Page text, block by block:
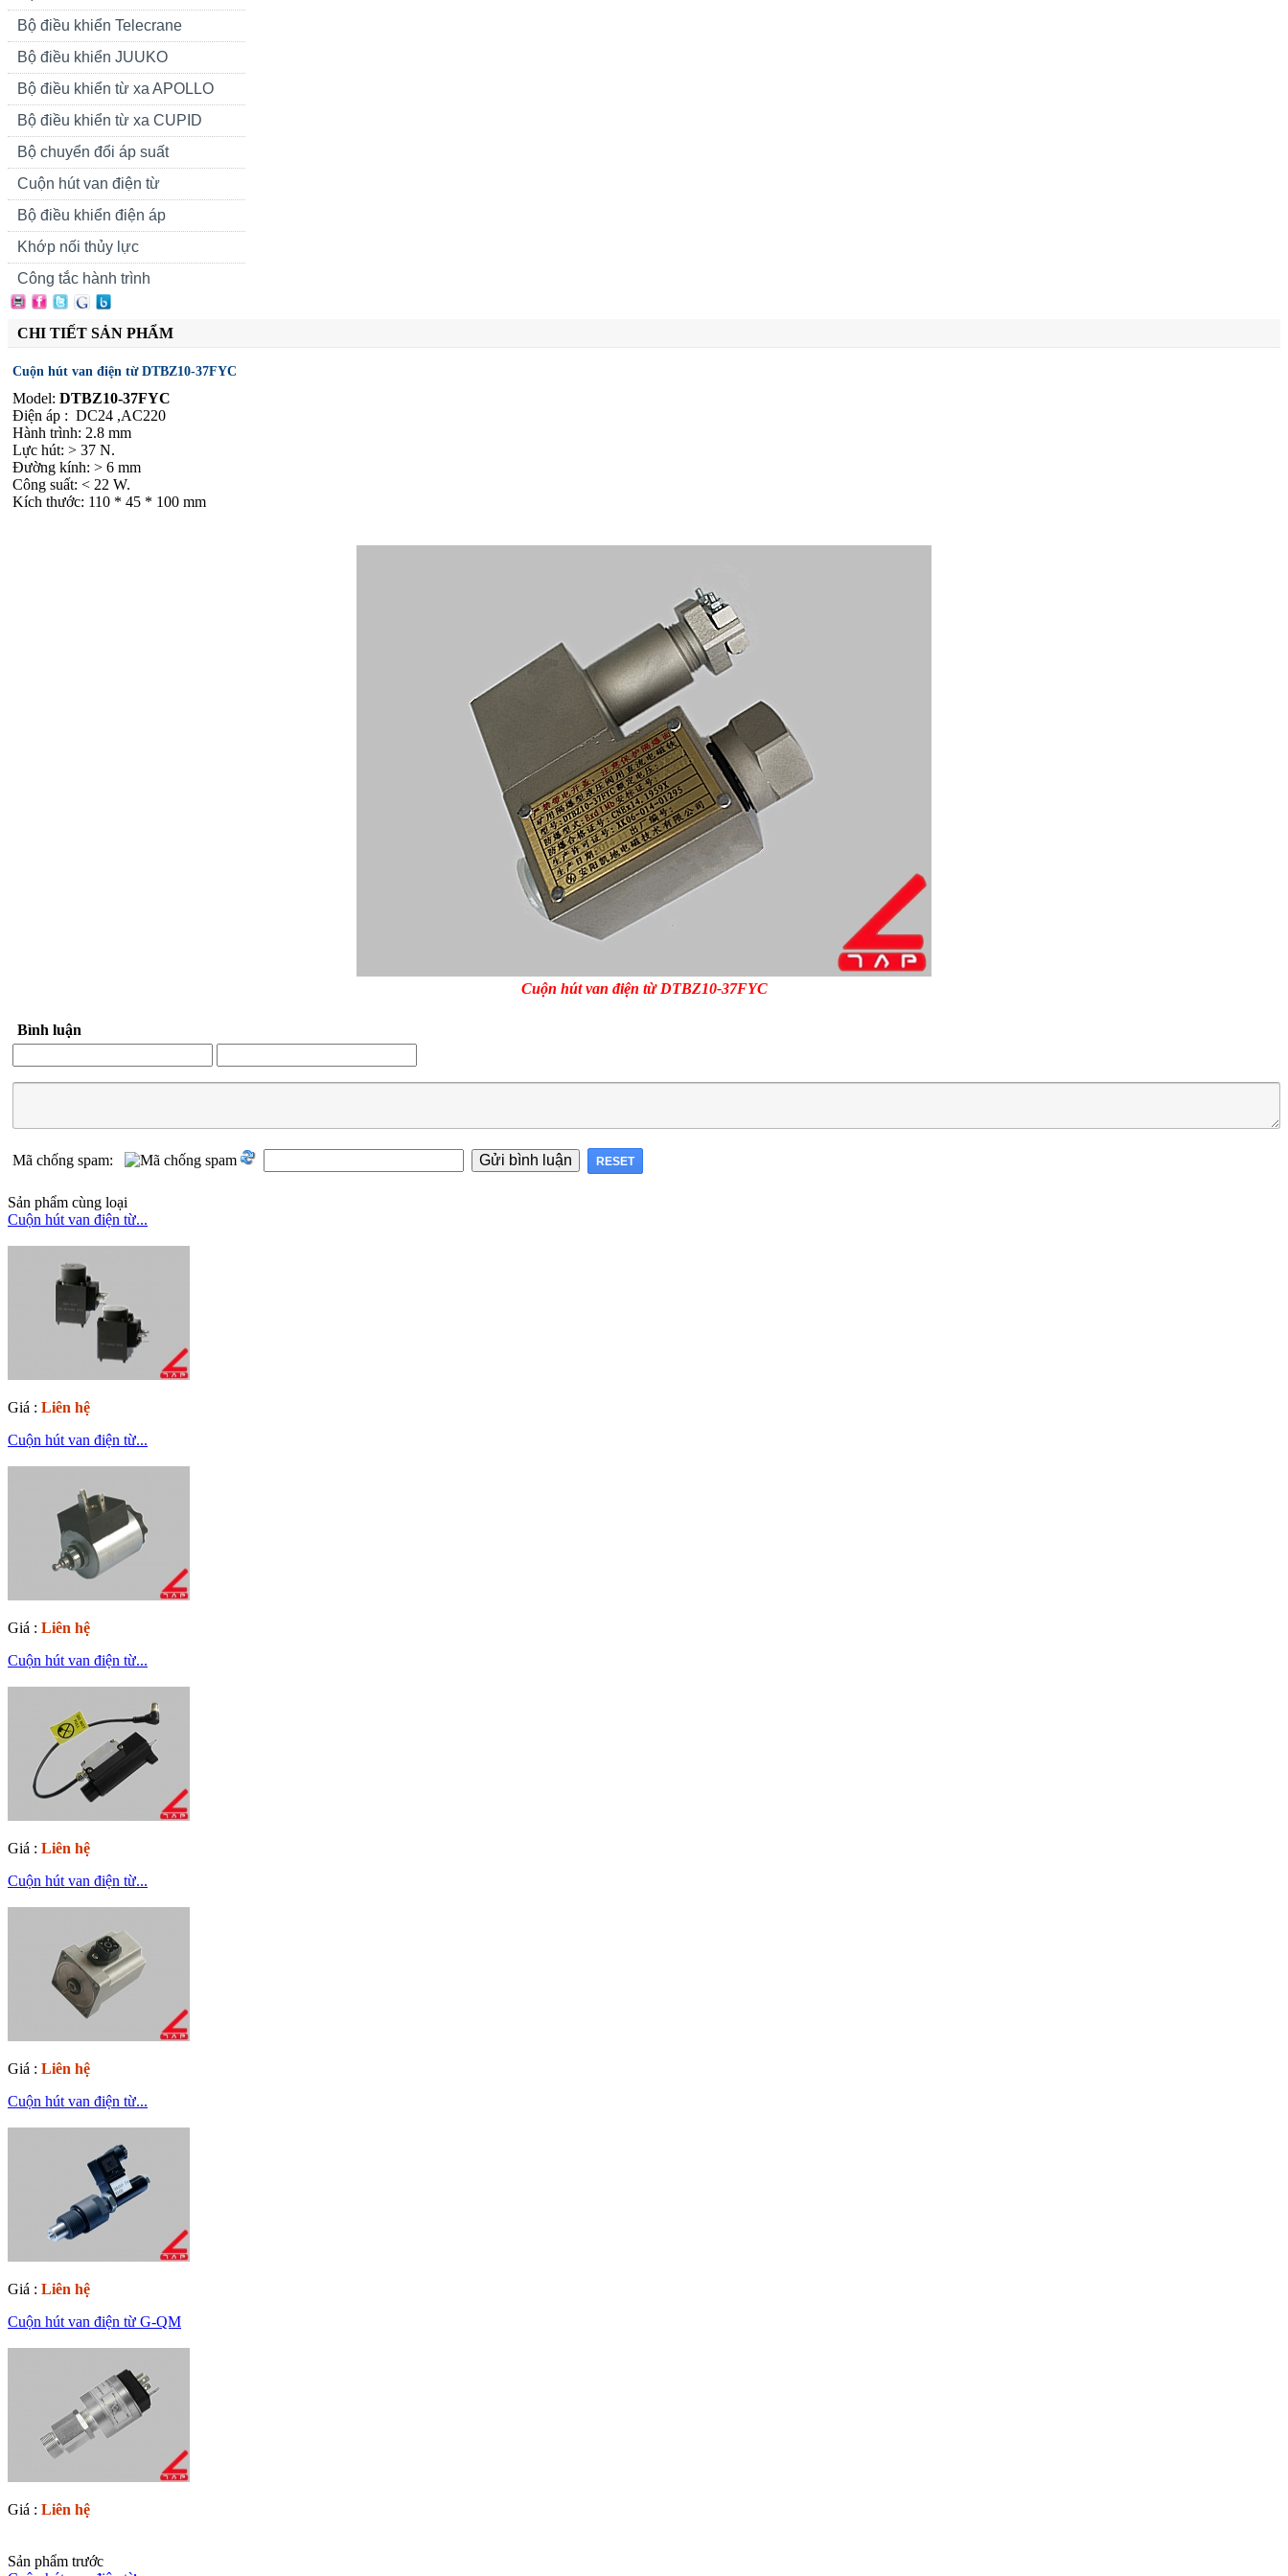
Bộ điều khiển Telecrane
Bộ điều khiển JUUKO
Bộ điều khiển từ xa APOLLO
Bộ điều khiển từ xa CUPID
Bộ chuyển đổi áp suất
Cuộn hút van điện từ
Bộ điều khiển điện áp
Khớp nối thủy lực
Công tắc hành trình
CHI TIẾT SẢN PHẨM
Cuộn hút van điện từ DTBZ10-37FYC
Model: DTBZ10-37FYC
Điện áp : DC24 ,AC220
Hành trình: 2.8 mm
Lực hút: > 37 N.
Đường kính: > 6 mm
Công suất: < 22 W.
Kích thước: 110 * 45 * 100 mm
Cuộn hút van điện từ DTBZ10-37FYC
Bình luận
Mã chống spam:
Sản phẩm cùng loại
Cuộn hút van điện từ...
Giá : Liên hệ
Cuộn hút van điện từ...
Giá : Liên hệ
Cuộn hút van điện từ...
Giá : Liên hệ
Cuộn hút van điện từ...
Giá : Liên hệ
Cuộn hút van điện từ...
Giá : Liên hệ
Cuộn hút van điện từ G-QM
Giá : Liên hệ
Sản phẩm trước